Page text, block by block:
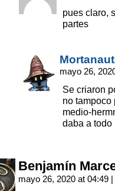
pues claro,
partes
mayo 26,
Se criaron
no tampoco
medio-
daba a todo
Benjamín
mayo 26, 2020 at 04:49 |